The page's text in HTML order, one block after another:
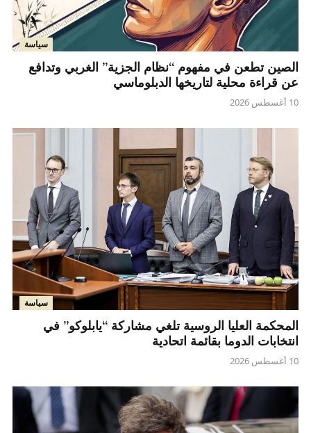
سياسة
الصين تطعن في مفهوم “نظام الجزية” الغربي وتدافع
عن قراءة محلية لتاريخها الدبلوماسي
10 أغسطس 2026
سياسة
المحكمة العليا الروسية تلغي مشاركة “يابلوكو” في
انتخابات الدوما بقائمة اتحادية
10 أغسطس 2026